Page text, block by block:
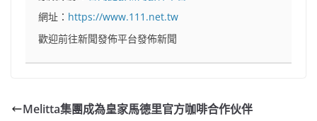
網址： https://www.111.net.tw
歡迎前往新聞發佈平台發佈新聞
Melitta集團成為皇家馬德里官方咖啡合作伙伴